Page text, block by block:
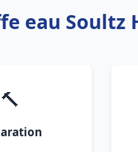
eau Soultz
🔨